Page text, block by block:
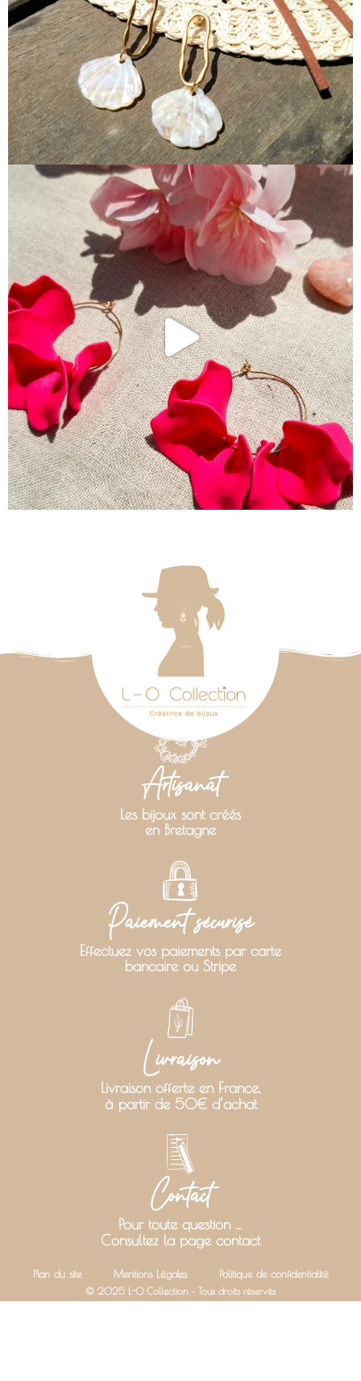
Artisanat
Les bijoux sont créés
en Bretagne
Paiement sécurisé
Effectuez vos paiements par carte
bancaire ou Stripe
Livraison
Livraison offerte en France,
à partir de 50€ d’achat
Contact
Pour toute question …
Consultez la page contact
Plan du site Mentions Légales Politique de confidentialité
© 2025 L-O Collection – Tous droits réservés